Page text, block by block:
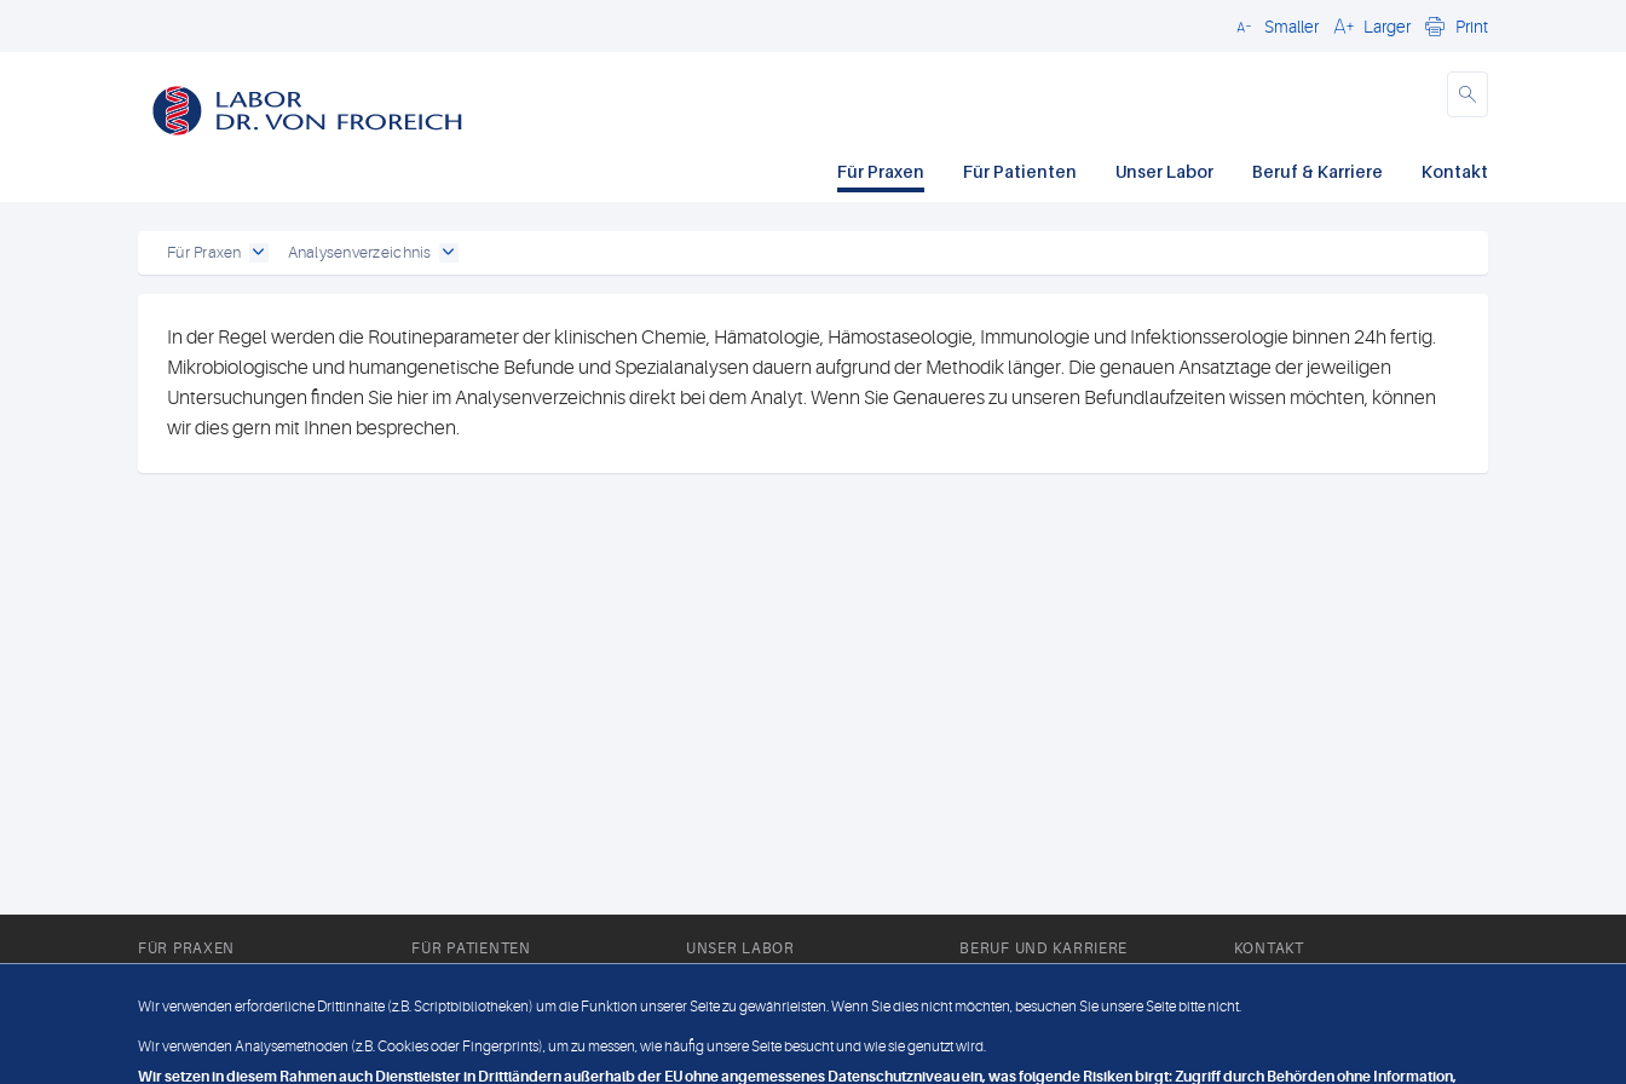
CloseSmaller Larger Print
Für Praxen Für Patienten Unser Labor Beruf & Karriere Kontakt
Für Praxen Analysenverzeichnis
In der Regel werden die Routineparameter der klinischen Chemie, Hämatologie, Hämostaseologie, Immunologie und Infektionsserologie binnen 24h fertig.
Mikrobiologische und humangenetische Befunde und Spezialanalysen dauern aufgrund der Methodik länger. Die genauen Ansatztage der jeweiligen
Untersuchungen finden Sie hier im Analysenverzeichnis direkt bei dem Analyt. Wenn Sie Genaueres zu unseren Befundlaufzeiten wissen möchten, können
wir dies gern mit Ihnen besprechen.
FÜR PRAXEN FÜR PATIENTEN UNSER LABOR
Außendienst
BERUF UND KARRIERE
Jobangebote
KONTAKT
Datenschutz
Wir verwenden erforderliche Drittinhalte (z.B. Scriptbibliotheken) um die Funktion unserer Seite zu gewährleisten. Wenn Sie dies nicht möchten, besuchen Sie unsere Seite bitte nicht.
Wir verwenden Analysemethoden (z.B. Cookies oder Fingerprints), um zu messen, wie häufig unsere Seite besucht und wie sie genutzt wird.
Wir setzen in diesem Rahmen auch Dienstleister in Drittländern außerhalb der EU ohne angemessenes Datenschutzniveau ein, was folgende Risiken birgt: Zugriff durch Behörden ohne Information,